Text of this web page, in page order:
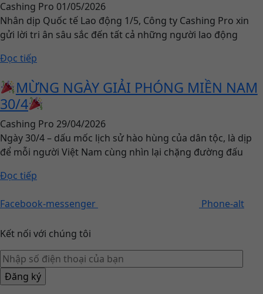
Cashing Pro 01/05/2026
Nhân dịp Quốc tế Lao động 1/5, Công ty Cashing Pro xin
gửi lời tri ân sâu sắc đến tất cả những người lao động
Đọc tiếp
MỪNG NGÀY GIẢI PHÓNG MIỀN NAM
30/4
Cashing Pro 29/04/2026
Ngày 30/4 – dấu mốc lịch sử hào hùng của dân tộc, là dịp
để mỗi người Việt Nam cùng nhìn lại chặng đường đấu
Đọc tiếp
Facebook-messenger Phone-alt
Kết nối với chúng tôi